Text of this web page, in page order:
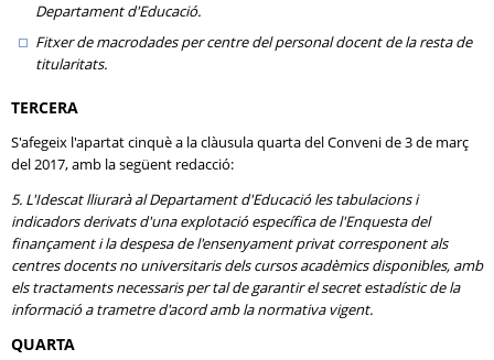
Departament d'Educació.
Fitxer de macrodades per centre del personal docent de la resta de
titularitats.
TERCERA
S'afegeix l'apartat cinquè a la clàusula quarta del Conveni de 3 de març
del 2017, amb la següent redacció:
5. L'Idescat lliurarà al Departament d'Educació les tabulacions i
indicadors derivats d'una explotació específica de l'Enquesta del
finançament i la despesa de l'ensenyament privat corresponent als
centres docents no universitaris dels cursos acadèmics disponibles, amb
els tractaments necessaris per tal de garantir el secret estadístic de la
informació a trametre d'acord amb la normativa vigent.
QUARTA